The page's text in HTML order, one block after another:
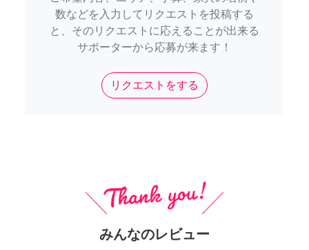
数などを入力してリクエストを投稿する
と、そのリクエストに応えることが出来る
サポーターから応募が来ます！
リクエストをする
みんなのレビュー